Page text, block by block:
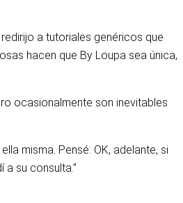
a tutoriales genéricos que
hacen que By Loupa sea única,
ocasionalmente son inevitables
misma. Pensé: OK, adelante, si
su consulta.”